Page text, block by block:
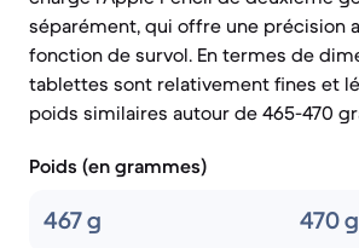
séparément, qui offre une précision
fonction de survol. En termes de
tablettes sont relativement fines et
poids similaires autour de 465-470
Poids (en grammes)
467 g 470 g